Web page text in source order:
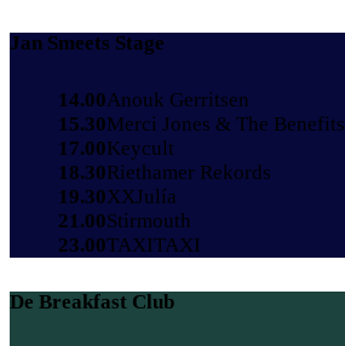
Jan Smeets Stage
14.00Anouk Gerritsen
15.30Merci Jones & The Benefits
17.00Keycult
18.30Riethamer Rekords
19.30XXJulía
21.00Stirmouth
23.00TAXITAXI
De Breakfast Club